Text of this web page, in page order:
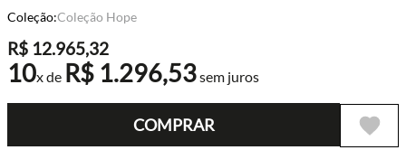
Coleção:Coleção Hope
R$ 12.965,32
10x de R$ 1.296,53sem juros
COMPRAR